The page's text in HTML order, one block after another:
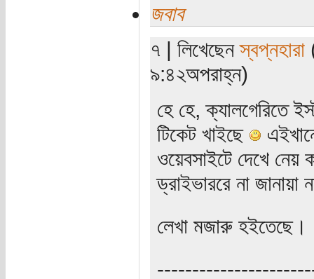
জবাব
৭ | লিখেছেনস্বপ্নহারা
৯:৪২অপরাহ্ন)
হে হে, ক্যালগেরিতে
টিকেট খাইছে
ওয়েবসাইটে দেখে
ড্রাইভাররে না জানায়া
লেখা মজারু হইতেছে।